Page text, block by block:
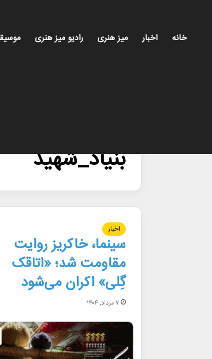
خانه اخبار میز هنری رادیو میز هنری
بنیاد_شهید
اخبار
سینما، خاکریز روایت
مقاومت شد؛ «اتاقک
گِلی» اکران می‌شود
۷ مرداد, ۱۴۰۴